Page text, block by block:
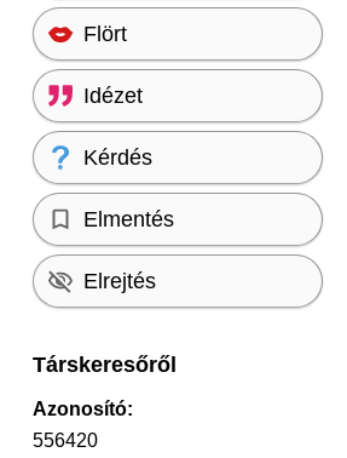
Flört
Idézet
Kérdés
Elmentés
Elrejtés
Társkeresőről
Azonosító:
556420